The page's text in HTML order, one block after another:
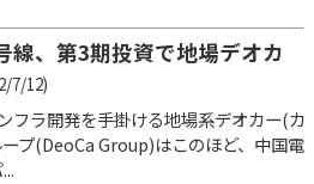
線、第3期投資で地場デオカ
7/12)
フラ開発を手掛ける地場系デオカー(カ
プ(DeoCa Group)はこのほど、中国電